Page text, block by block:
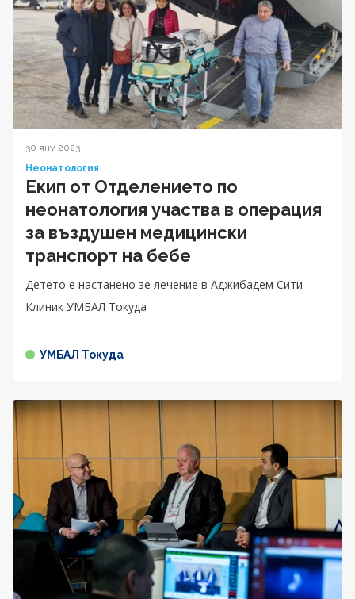
30 яну 2023
Неонатология
Екип от Отделението по
неонатология участва в операция
за въздушен медицински
транспорт на бебе
Детето е настанено зе лечение в Аджибадем Сити
Клиник УМБАЛ Токуда
УМБАЛ Токуда